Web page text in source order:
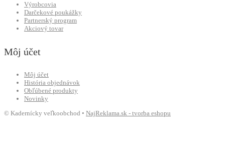
Výrobcovia
Darčekové poukážky
Partnerský program
Akciový tovar
Môj účet
Môj účet
História objednávok
Obľúbené produkty
Novinky
© Kadernícky veľkoobchod • NajReklama.sk - tvorba eshopu